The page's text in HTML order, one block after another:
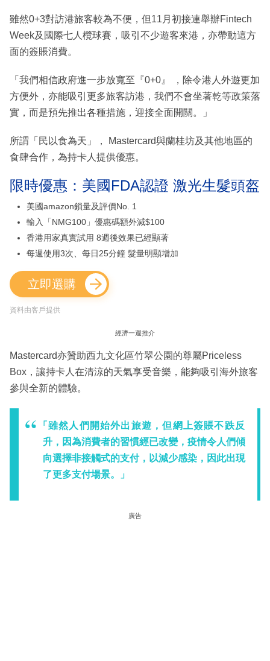
雖然0+3對訪港旅客較為不便，但11月初接連舉辦Fintech
Week及國際七人欖球賽，吸引不少遊客來港，亦帶動這方
面的簽賬消費。
「我們相信政府進一步放寬至『0+0』 ，除令港人外遊更加
方便外，亦能吸引更多旅客訪港，我們不會坐著乾等政策落
實，而是預先推出各種措施，迎接全面開關。」
所謂「民以食為天」， Mastercard與蘭桂坊及其他地區的
食肆合作，為持卡人提供優惠。
限時優惠：美國FDA認證 激光生髮頭盔
美國amazon鎖量及評價No. 1
輸入「NMG100」優惠碼額外減$100
香港用家真實試用 8週後效果已經顯著
每週使用3次、每日25分鐘 髮量明顯增加
立即選購
資料由客戶提供
經濟一週推介
Mastercard亦贊助西九文化區竹翠公園的尊屬Priceless
Box，讓持卡人在清涼的天氣享受音樂，能夠吸引海外旅客
參與全新的體驗。
「雖然人們開始外出旅遊，但網上簽賬不跌反
升，因為消費者的習慣經已改變，疫情令人們傾
向選擇非接觸式的支付，以減少感染，因此出現
了更多支付場景。」
廣告